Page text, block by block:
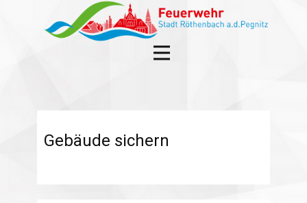
Gebäude sichern